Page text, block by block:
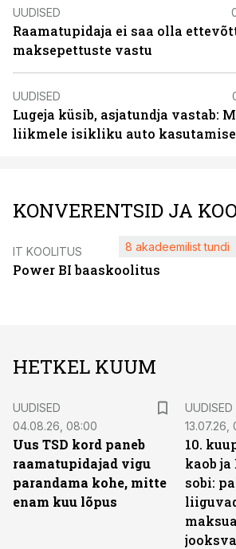
UUDISED
Raamatupidaja ei saa olla
maksepettuste vastu
UUDISED
Lugeja küsib, asjatundja vastab:
liikmele isikliku auto
KONVERENTSID JA
IT KOOLITUS
Power BI baaskoolitus
8 akadeemilist tundi
HETKEL KUUM
UUDISED
04.08.26, 08:00
Uus TSD kord paneb
raamatupidajad vigu
parandama kohe, mitte
enam kuu lõpus
UUDISED
13.07.26,
10.
kaob ja
sobi: